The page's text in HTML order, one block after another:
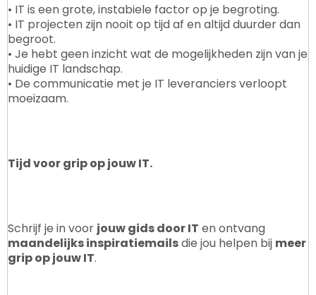
• IT is een grote, instabiele factor op je begroting.
• IT projecten zijn nooit op tijd af en altijd duurder dan
begroot.
• Je hebt geen inzicht wat de mogelijkheden zijn van je
huidige IT landschap.
• De communicatie met je IT leveranciers verloopt
moeizaam.
Tijd voor grip op jouw IT.
Schrijf je in voor jouw gids door IT en ontvang
maandelijks inspiratiemailsdie jou helpen bij meer
grip op jouw IT.